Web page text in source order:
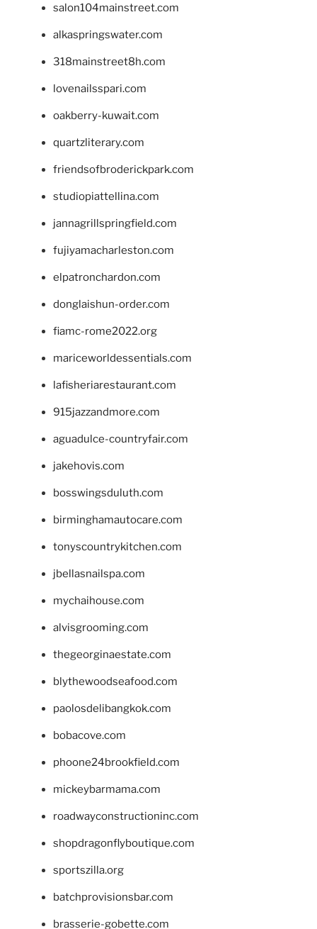
salon104mainstreet.com
alkaspringswater.com
318mainstreet8h.com
lovenailsspari.com
oakberry-kuwait.com
quartzliterary.com
friendsofbroderickpark.com
studiopiattellina.com
jannagrillspringfield.com
fujiyamacharleston.com
elpatronchardon.com
donglaishun-order.com
fiamc-rome2022.org
mariceworldessentials.com
lafisheriarestaurant.com
915jazzandmore.com
aguadulce-countryfair.com
jakehovis.com
bosswingsduluth.com
birminghamautocare.com
tonyscountrykitchen.com
jbellasnailspa.com
mychaihouse.com
alvisgrooming.com
thegeorginaestate.com
blythewoodseafood.com
paolosdelibangkok.com
bobacove.com
phoone24brookfield.com
mickeybarmama.com
roadwayconstructioninc.com
shopdragonflyboutique.com
sportszilla.org
batchprovisionsbar.com
brasserie-gobette.com